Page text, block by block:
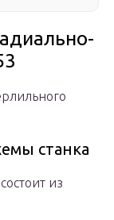
станка
из